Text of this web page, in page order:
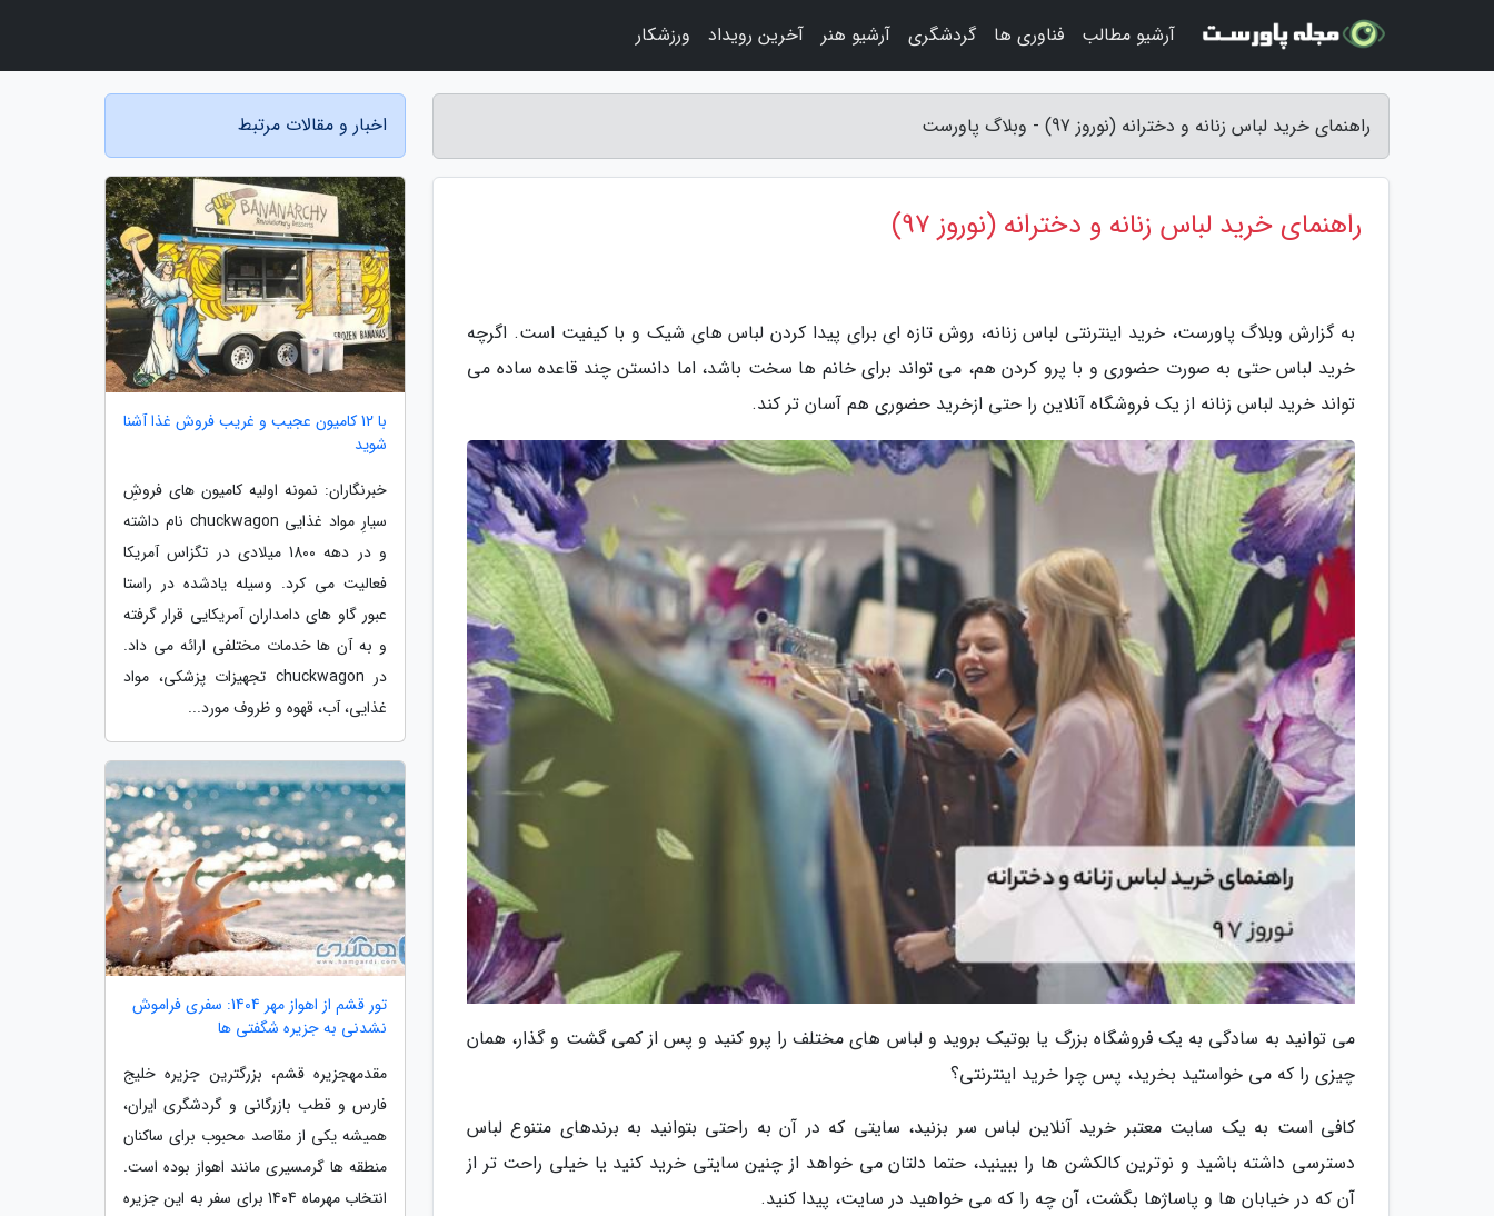
راهنمای خرید لباس زنانه و دخترانه (نوروز 97) - وبلاگ پاورست
راهنمای خرید لباس زنانه و دخترانه (نوروز 97)
به گزارش وبلاگ پاورست، خرید اینترنتی لباس زنانه، روش تازه ای برای پیدا کردن لباس های شیک و با کیفیت است. اگرچه
خرید لباس حتی به صورت حضوری و با پرو کردن هم، می تواند برای خانم ها سخت باشد، اما دانستن چند قاعده ساده می
تواند خرید لباس زنانه از یک فروشگاه آنلاین را حتی ازخرید حضوری هم آسان تر کند.
می توانید به سادگی به یک فروشگاه بزرگ یا بوتیک بروید و لباس های مختلف را پرو کنید و پس از کمی گشت و گذار، همان
چیزی را که می خواستید بخرید، پس چرا خرید اینترنتی؟
کافی است به یک سایت معتبر خرید آنلاین لباس سر بزنید، سایتی که در آن به راحتی بتوانید به برندهای متنوع لباس
دسترسی داشته باشید و نوترین کالکشن ها را ببینید، حتما دلتان می خواهد از چنین سایتی خرید کنید یا خیلی راحت تر از
آن که در خیابان ها و پاساژها بگشت، آن چه را که می خواهید در سایت، پیدا کنید.
اخبار و مقالات مرتبط
با 12 کامیون عجیب و غریب فروش غذا آشنا
شوید
خبرنگاران: نمونه اولیه کامیون های فروشِ
سیارِ مواد غذایی chuckwagon نام داشته
و در دهه 1800 میلادی در تگزاس آمریکا
فعالیت می کرد. وسیله یادشده در راستا
عبور گاو های دامداران آمریکایی قرار گرفته
و به آن ها خدمات مختلفی ارائه می داد.
در chuckwagon تجهیزات پزشکی، مواد
غذایی، آب، قهوه و ظروف مورد...
تور قشم از اهواز مهر 1404: سفری فراموش
نشدنی به جزیره شگفتی ها
مقدمهجزیره قشم، بزرگترین جزیره خلیج
فارس و قطب بازرگانی و گردشگری ایران،
همیشه یکی از مقاصد محبوب برای ساکنان
منطقه ها گرمسیری مانند اهواز بوده است.
انتخاب مهرماه 1404 برای سفر به این جزیره
آرشیو مطالب فناوری ها گردشگری آرشیو هنر آخرین رویداد ورزشکار